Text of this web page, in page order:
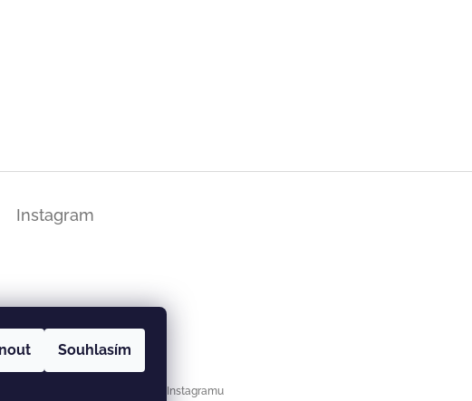
Souhlasím
Instagram
Sledovat na Instagramu